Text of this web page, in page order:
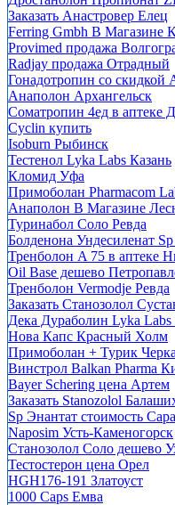
Заказать Анастровер Елец
Ferring Gmbh В Магазине
Provimed продажа
Radjay продажа Отрадный
Гонадотропин со скидкой
Анаполон Архангельск
Cоматропин 4ед в аптеке
Cyclin купить
Isoburn Рыбинск
Тестенол Lyka Labs Казань
Кломид Уфа
Примоболан Pharmacom
Анаполон В Магазине
Туринабол Соло Ревда
Болденона Ундесиленат
Тренболон A 75 в аптеке
Oil Base дешево
Тренболон Vermodje Ревда
Заказать Станозолол
Дека Дураболин Lyka
Нова Капс Красный Холм
Примоболан + Турик
Винстрол Balkan Pharma
Bayer Schering цена Артем
Заказать Stanozolol
Sp Энантат стоимость
Naposim Усть-Каменогорск
Станозолол Соло дешево
Тестостерон цена Орел
HGH176-191 Златоуст
1000 Caps Емва